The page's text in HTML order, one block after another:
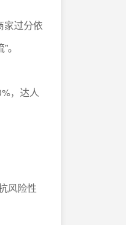
家过分依
，达人
风险性